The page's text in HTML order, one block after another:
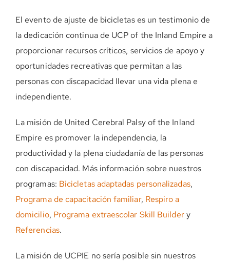
El evento de ajuste de bicicletas es un testimonio de
la dedicación continua de UCP of the Inland Empire a
proporcionar recursos críticos, servicios de apoyo y
oportunidades recreativas que permitan a las
personas con discapacidad llevar una vida plena e
independiente.
La misión de United Cerebral Palsy of the Inland
Empire es promover la independencia, la
productividad y la plena ciudadanía de las personas
con discapacidad. Más información sobre nuestros
programas: Bicicletas adaptadas personalizadas,
Programa de capacitación familiar, Respiro a
domicilio, Programa extraescolar Skill Buildery
Referencias.
La misión de UCPIE no sería posible sin nuestros